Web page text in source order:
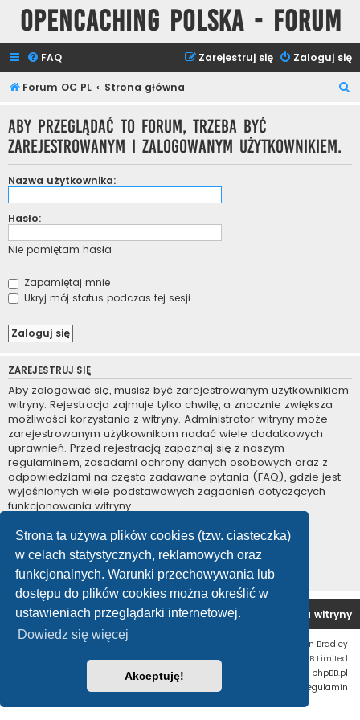
Strona ta używa plików cookies (tzw. ciasteczka)
w celach statystycznych, reklamowych oraz
funkcjonalnych. Warunki przechowywania lub
dostępu do plików cookies można określić w
ustawieniach przeglądarki internetowej.
Dowiedz się więcej
Akceptuję!
Opencaching Polska - Forum
FAQ Zaloguj się
Zarejestruj się
Forum OC PL Strona główna
Aby przeglądać to forum, trzeba być
zarejestrowanym i zalogowanym użytkownikiem.
Nazwa użytkownika:
Hasło:
Nie pamiętam hasła
Zapamiętaj mnie
Ukryj mój status podczas tej sesji
ZAREJESTRUJ SIĘ
Aby zalogować się, musisz być zarejestrowanym użytkownikiem
witryny. Rejestracja zajmuje tylko chwilę, a znacznie zwiększa
możliwości korzystania z witryny. Administrator witryny może
zarejestrowanym użytkownikom nadać wiele dodatkowych
uprawnień. Przed rejestracją zapoznaj się z naszym
regulaminem, zasadami ochrony danych osobowych oraz z
odpowiedziami na często zadawane pytania (FAQ), gdzie jest
wyjaśnionych wiele podstawowych zagadnień dotyczących
funkcjonowania witryny.
Regulamin |Zasady ochrony danych osobowych
Zarejestruj się
Forum OC PL Strona główna Usuń ciasteczka witryny
Ian Bradley
Technologię dostarczaphpBB® Forum Software © phpBB Limited
Polski pakiet językowy dostarcza phpBB.pl
Zasady ochrony danych osobowych
Regulamin